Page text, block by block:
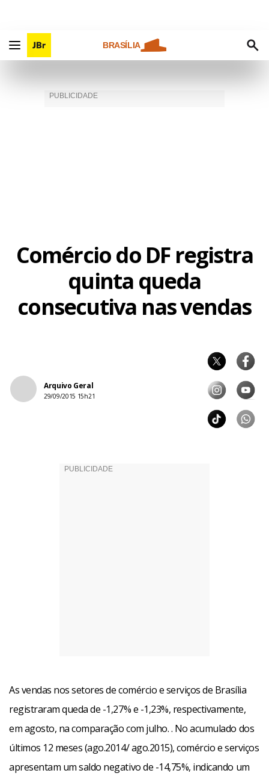
BRASÍLIA
Comércio do DF registra
quinta queda
consecutiva nas vendas
Arquivo Geral
29/09/2015 15h21
As vendas nos setores de comércio e serviços de Brasília
registraram queda de -1,27% e -1,23%, respectivamente,
em agosto, na comparação com julho. . No acumulado dos
últimos 12 meses (ago.2014/ ago.2015), comércio e serviços
apresentam um saldo negativo de -14,75%, indicando um